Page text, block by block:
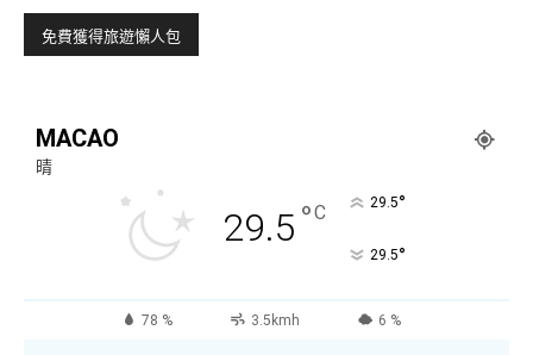
MACAO
晴
29.5 °C 29.5°
29.5°
78 % 3.5kmh 6 %